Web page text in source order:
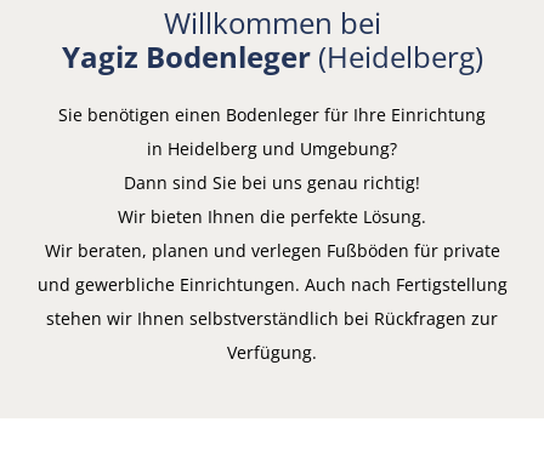
Willkommen bei
Yagiz Bodenleger(Heidelberg)
Sie benötigen einen Bodenleger für Ihre Einrichtung
in Heidelberg und Umgebung?
Dann sind Sie bei uns genau richtig!
Wir bieten Ihnen die perfekte Lösung.
Wir beraten, planen und verlegen Fußböden für private
und gewerbliche Einrichtungen. Auch nach Fertigstellung
stehen wir Ihnen selbstverständlich bei Rückfragen zur
Verfügung.